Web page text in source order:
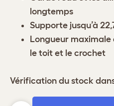
Vérification du stock
longtemps
Supporte jusqu’à
Longueur maximale
le toit et le crochet